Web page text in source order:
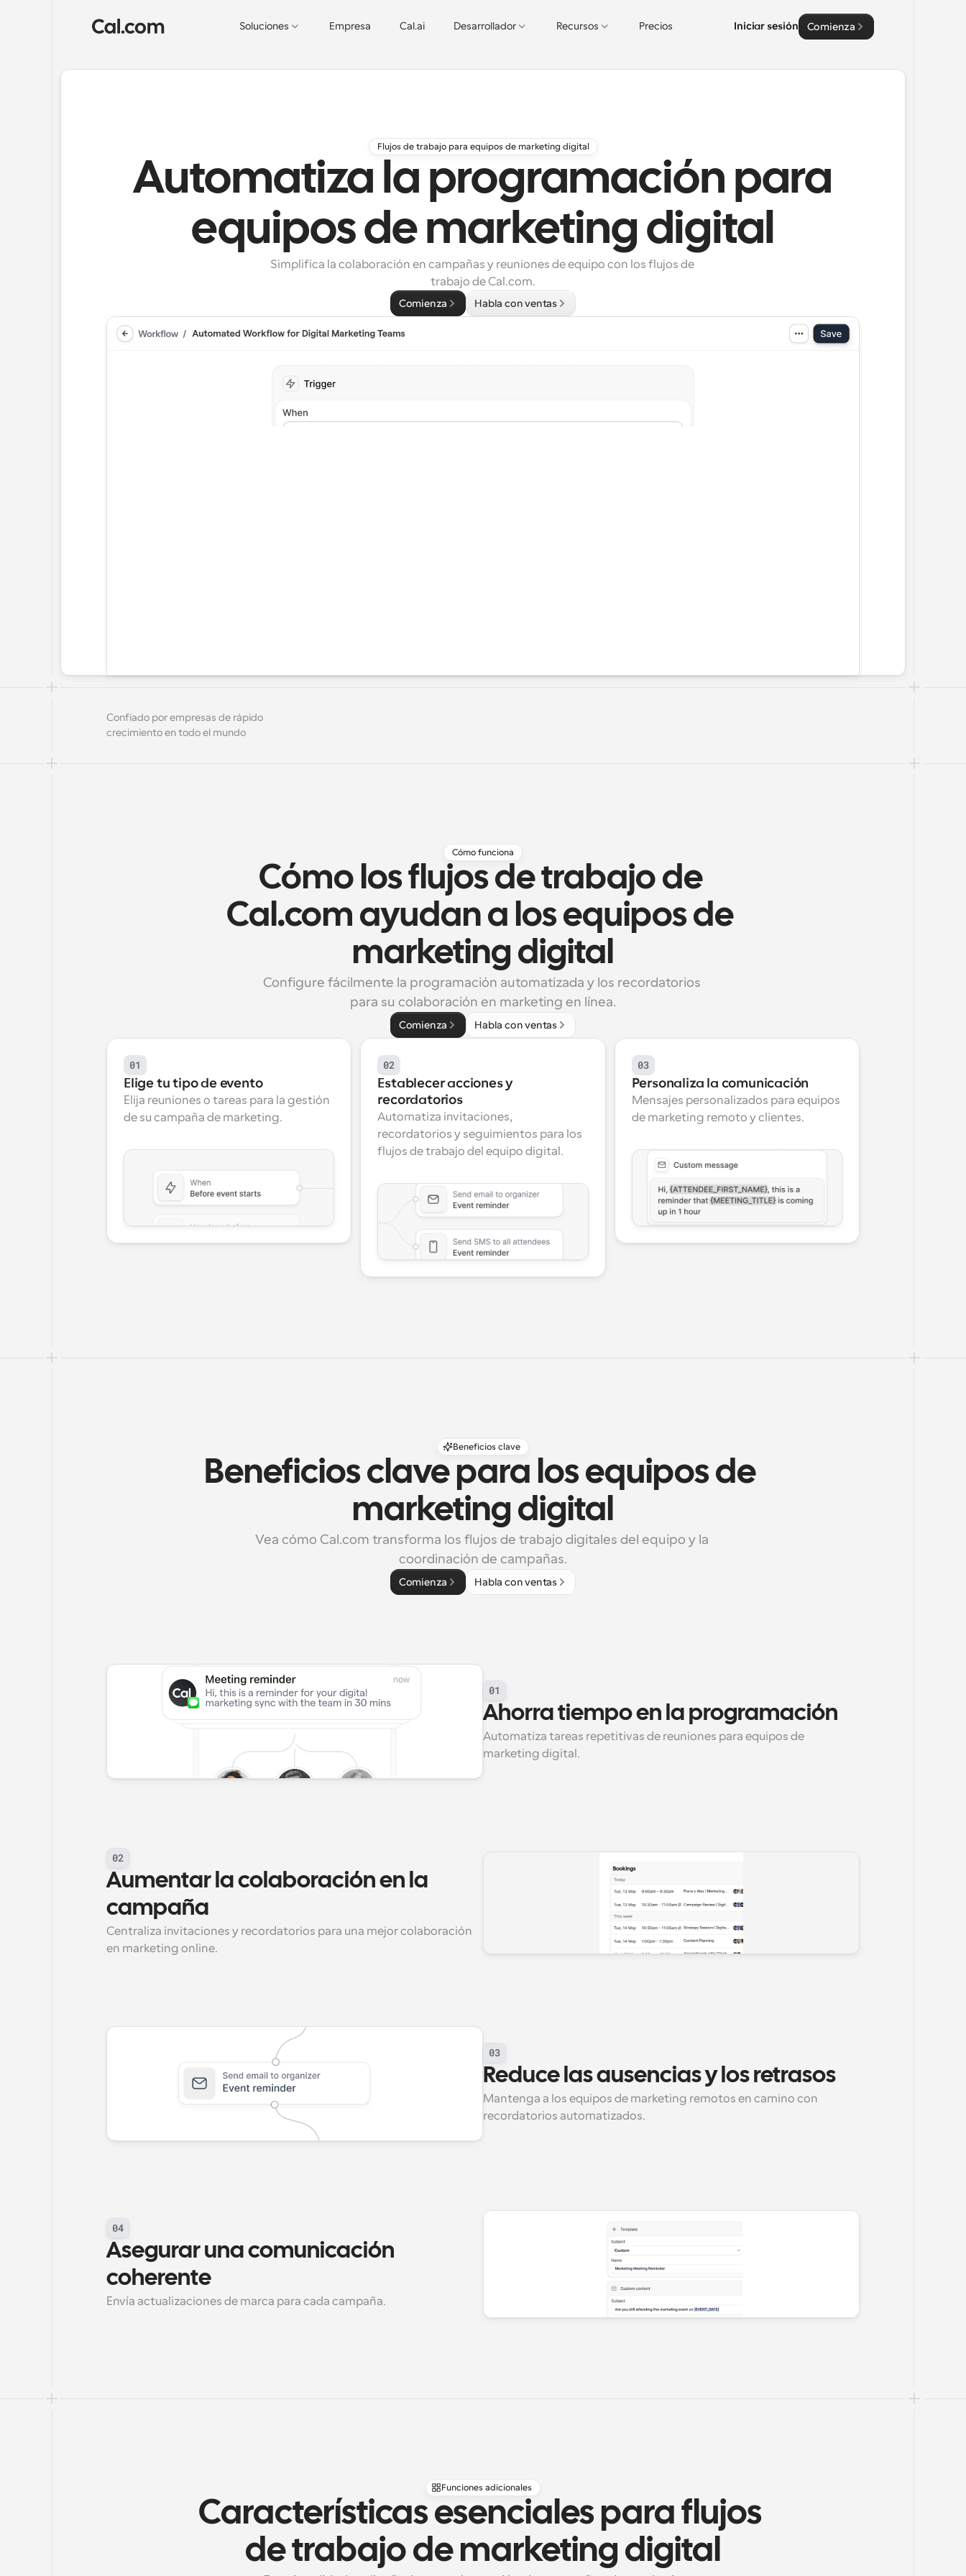
Soluciones Empresa Cal.ai Desarrollador Recursos Precios Iniciar sesión Comienza
Flujos de trabajo para equipos de marketing digital
Automatiza la programación para
equipos de marketing digital
Simplifica la colaboración en campañas y reuniones de equipo con los flujos de
trabajo de Cal.com.
Comienza Habla con ventas
Confiado por empresas de rápido
crecimiento en todo el mundo
Cómo funciona
Cómo los flujos de trabajo de
Cal.com ayudan a los equipos de
marketing digital
Configure fácilmente la programación automatizada y los recordatorios
para su colaboración en marketing en línea.
Comienza Habla con ventas
01
Elige tu tipo de evento
Elija reuniones o tareas para la gestión
de su campaña de marketing.
02
Establecer acciones y
recordatorios
Automatiza invitaciones,
recordatorios y seguimientos para los
flujos de trabajo del equipo digital.
03
Personaliza la comunicación
Mensajes personalizados para equipos
de marketing remoto y clientes.
Beneficios clave
Beneficios clave para los equipos de
marketing digital
Vea cómo Cal.com transforma los flujos de trabajo digitales del equipo y la
coordinación de campañas.
Comienza Habla con ventas
01
Ahorra tiempo en la programación
Automatiza tareas repetitivas de reuniones para equipos de
marketing digital.
02
Aumentar la colaboración en la
campaña
Centraliza invitaciones y recordatorios para una mejor colaboración
en marketing online.
03
Reduce las ausencias y los retrasos
Mantenga a los equipos de marketing remotos en camino con
recordatorios automatizados.
04
Asegurar una comunicación
coherente
Envía actualizaciones de marca para cada campaña.
Funciones adicionales
Características esenciales para flujos
de trabajo de marketing digital